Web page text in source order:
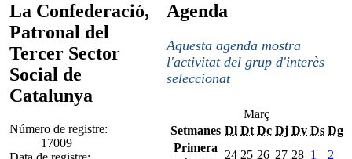
La Confederació,
Patronal del
Tercer Sector
Social de
Catalunya
Número de registre:
17009
Agenda
Aquesta agenda mostra
l'activitat del grup d'interès
seleccionat
Març
Setmanes Dl Dt Dc Dj Dv Ds Dg
Primera
24 25 26 27 28 1
2